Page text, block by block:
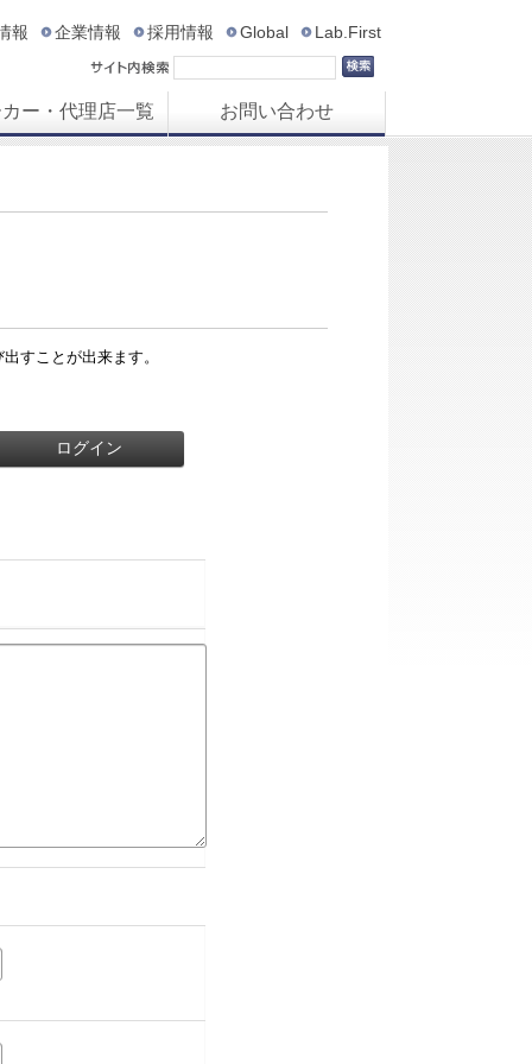
報 企業情報 採用情報 Global Lab.First
カー・代理店一覧 お問い合わせ
すことが出来ます。